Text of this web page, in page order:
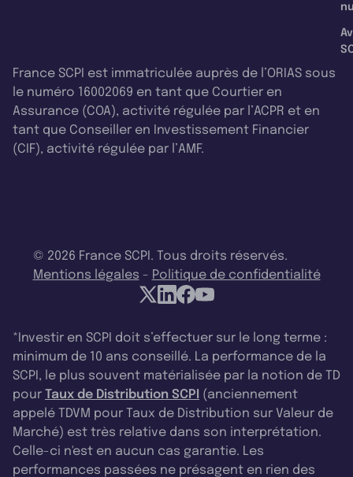
France SCPI est immatriculée auprès de l’ORIAS sous
le numéro 16002069 en tant que Courtier en
Assurance (COA), activité régulée par l’ACPR et en
tant que Conseiller en Investissement Financier
(CIF), activité régulée par l’AMF.
© 2026 France SCPI. Tous droits réservés.
Mentions légales - Politique de confidentialité
*Investir en SCPI doit s’effectuer sur le long terme :
minimum de 10 ans conseillé. La performance de la
SCPI, le plus souvent matérialisée par la notion de TD
pour Taux de Distribution SCPI (anciennement
appelé TDVM pour Taux de Distribution sur Valeur de
Marché) est très relative dans son interprétation.
Celle-ci n'est en aucun cas garantie. Les
performances passées ne présagent en rien des